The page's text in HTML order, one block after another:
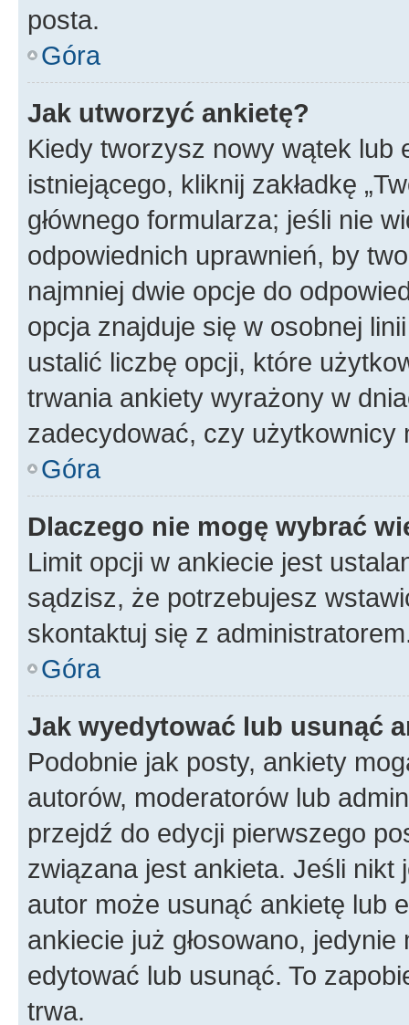
posta.
Góra
Jak utworzyć ankietę?
Kiedy tworzysz nowy wątek lub
istniejącego, kliknij zakładkę
głównego formularza; jeśli nie
odpowiednich uprawnień, by
najmniej dwie opcje do
opcja znajduje się w osobnej
ustalić liczbę opcji, które
trwania ankiety wyrażony w
zadecydować, czy użytkownicy
Góra
Dlaczego nie mogę wybrać
Limit opcji w ankiecie jest
sądzisz, że potrzebujesz
skontaktuj się z
Góra
Jak wyedytować lub usunąć
Podobnie jak posty, ankiety
autorów, moderatorów lub
przejdź do edycji pierwszego
związana jest ankieta. Jeśli nikt
autor może usunąć ankietę lub
ankiecie już głosowano,
edytować lub usunąć. To
trwa.